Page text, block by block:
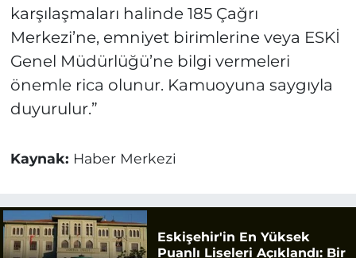
karşılaşmaları halinde 185 Çağrı
Merkezi’ne, emniyet birimlerine veya ESKİ
Genel Müdürlüğü’ne bilgi vermeleri
önemle rica olunur. Kamuoyuna saygıyla
duyurulur.”
Kaynak: Haber Merkezi
Eskişehir'in En Yüksek
Puanlı Liseleri Açıklandı: Bir